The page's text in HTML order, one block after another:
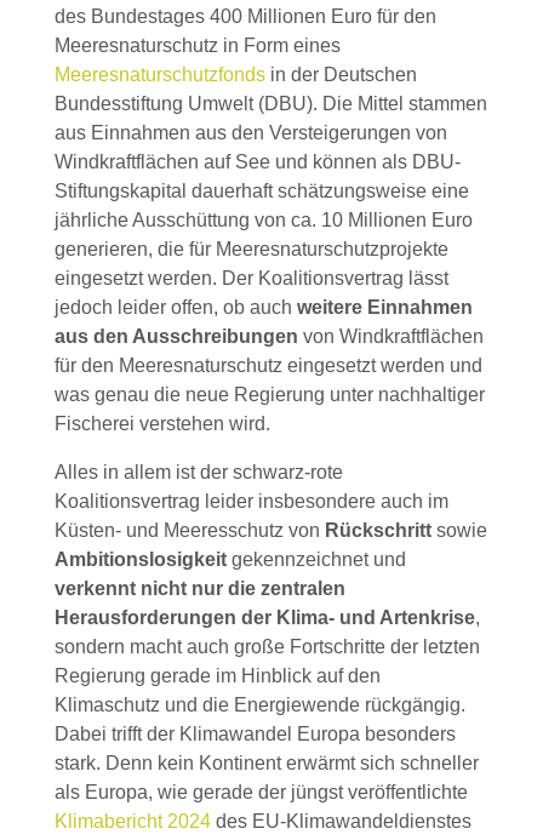
des Bundestages 400 Millionen Euro für den
Meeresnaturschutz in Form eines
Meeresnaturschutzfondsin der Deutschen
Bundesstiftung Umwelt (DBU). Die Mittel stammen
aus Einnahmen aus den Versteigerungen von
Windkraftflächen auf See und können als DBU-
Stiftungskapital dauerhaft schätzungsweise eine
jährliche Ausschüttung von ca. 10 Millionen Euro
generieren, die für Meeresnaturschutzprojekte
eingesetzt werden. Der Koalitionsvertrag lässt
jedoch leider offen, ob auch weitere Einnahmen
aus den Ausschreibungen von Windkraftflächen
für den Meeresnaturschutz eingesetzt werden und
was genau die neue Regierung unter nachhaltiger
Fischerei verstehen wird.
Alles in allem ist der schwarz-rote
Koalitionsvertrag leider insbesondere auch im
Küsten- und Meeresschutz von Rückschrittsowie
Ambitionslosigkeitgekennzeichnet und
verkennt nicht nur die zentralen
Herausforderungen der Klima- und Artenkrise,
sondern macht auch große Fortschritte der letzten
Regierung gerade im Hinblick auf den
Klimaschutz und die Energiewende rückgängig.
Dabei trifft der Klimawandel Europa besonders
stark. Denn kein Kontinent erwärmt sich schneller
als Europa, wie gerade der jüngst veröffentlichte
Klimabericht 2024des EU-Klimawandeldienstes